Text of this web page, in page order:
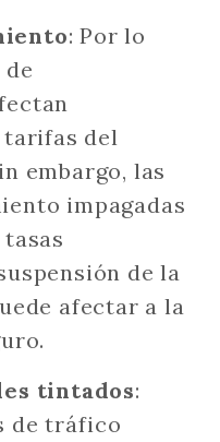
: Por lo
del
embargo, las
impagadas
de la
afectar a la
tintados:
de tráfico